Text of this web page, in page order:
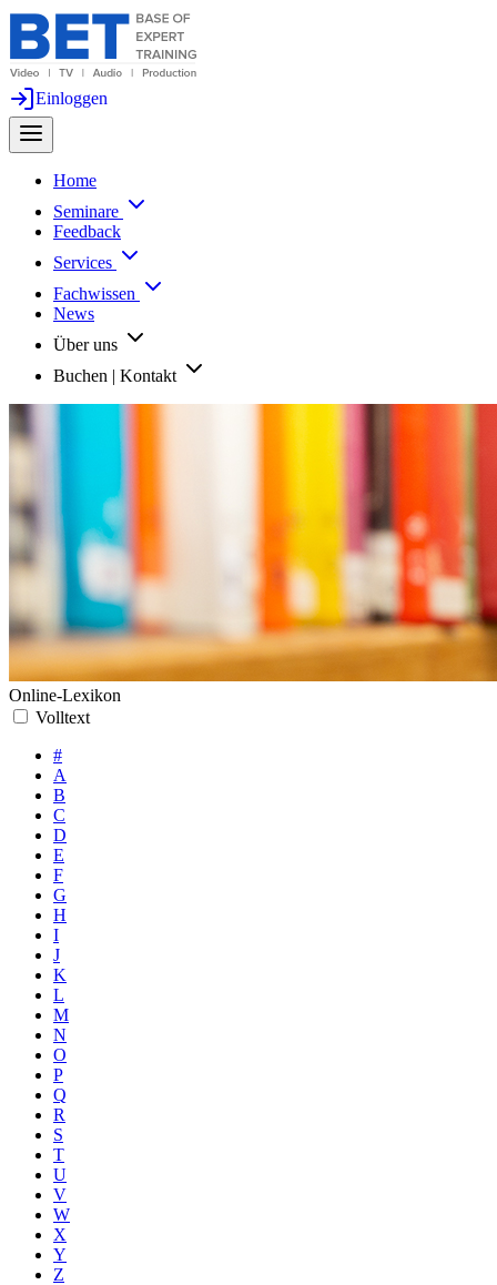
Einloggen
Home
Seminare
Feedback
Services
Fachwissen
News
Über uns
Buchen | Kontakt
Online-Lexikon
Volltext
#
A
B
C
D
E
F
G
H
I
J
K
L
M
N
O
P
Q
R
S
T
U
V
W
X
Y
Z